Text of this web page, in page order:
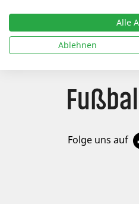
Folge uns auf
Alle
Ablehnen